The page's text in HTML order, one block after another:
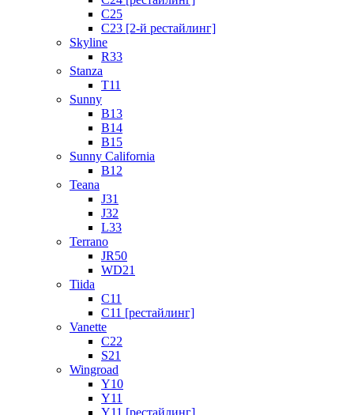
C25
С23 [2-й рестайлинг]
Skyline
R33
Stanza
T11
Sunny
B13
B14
B15
Sunny California
B12
Teana
J31
J32
L33
Terrano
JR50
WD21
Tiida
C11
C11 [рестайлинг]
Vanette
C22
S21
Wingroad
Y10
Y11
Y11 [рестайлинг]